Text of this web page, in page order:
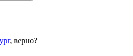
, верно?